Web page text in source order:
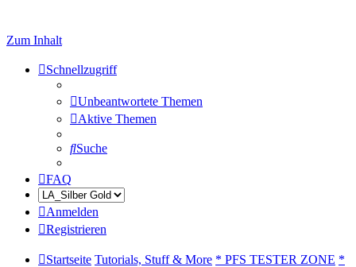
Zum Inhalt
Schnellzugriff
Unbeantwortete Themen
Aktive Themen
Suche
FAQ
Anmelden
Registrieren
Startseite Tutorials, Stuff & More * PFS TESTER ZONE *